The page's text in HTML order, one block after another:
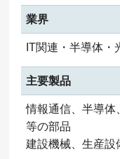
業界
IT関連・半導体
主要製品
情報通信、半導体
等の部品
建設機械、生産設